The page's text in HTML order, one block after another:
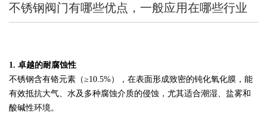
不锈钢阀门有哪些优点，一般应用在哪些行业
1. 卓越的耐腐蚀性
不锈钢含有铬元素（≥10.5%），在表面形成致密的钝化氧化膜，能
有效抵抗大气、水及多种腐蚀介质的侵蚀，尤其适合潮湿、盐雾和
酸碱性环境。